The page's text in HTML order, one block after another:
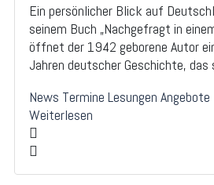
Ein persönlicher Blick auf
seinem Buch „Nachgefragt in
öffnet der 1942 geborene Autor
Jahren deutscher Geschichte, das
News Termine Lesungen Angebote
Weiterlesen